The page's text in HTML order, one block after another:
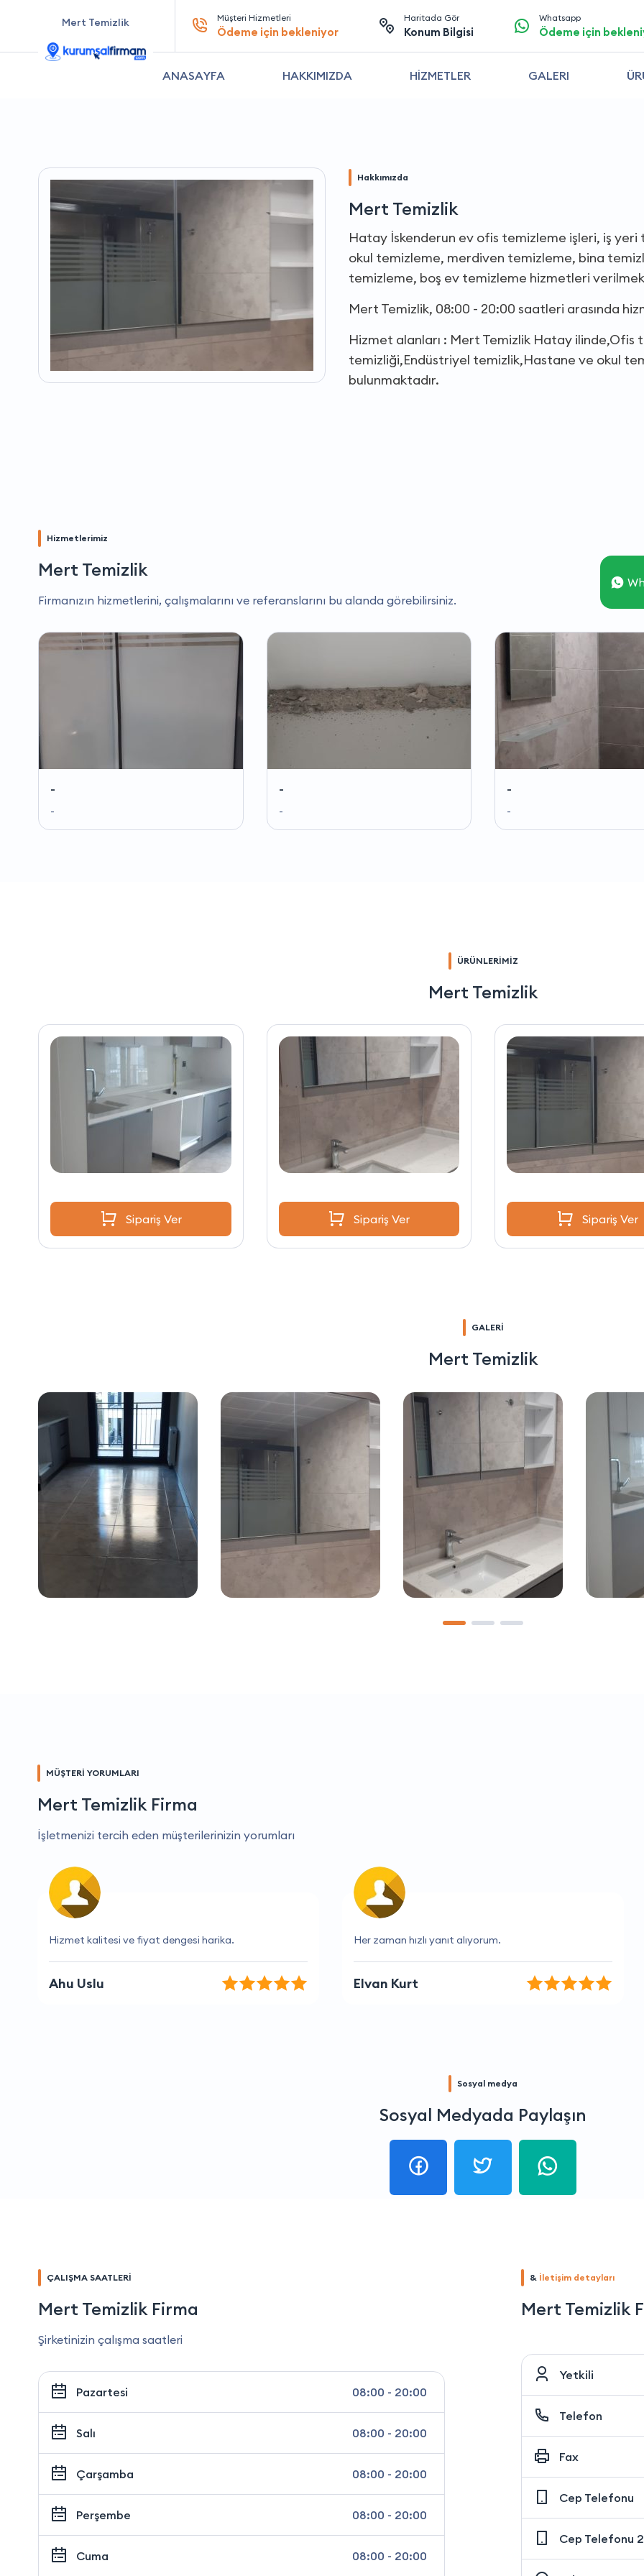
Mert Temizlik Müşteri Hizmetleri
Ödeme için bekleniyor
Haritada Gör
Konum Bilgisi
Whatsapp
Ödeme için
ANASAYFA HAKKIMIZDA HİZMETLER GALERI
Hakkımızda
Mert Temizlik
Hatay İskenderun ev ofis temizleme işleri, iş
okul temizleme, merdiven temizleme, bina
temizleme, boş ev temizleme hizmetleri
Mert Temizlik, 08:00 - 20:00 saatleri arasında
Hizmet alanları : Mert Temizlik Hatay ilinde,Ofis
temizliği,Endüstriyel temizlik,Hastane ve okul
bulunmaktadır.
Hizmetlerimiz
Mert Temizlik
Firmanızın hizmetlerini, çalışmalarını ve referanslarını bu alanda görebilirsiniz.
-
-
-
-
-
-
ÜRÜNLERİMİZ
Mert Temizlik
Sipariş Ver Sipariş Ver Sipariş Ver
GALERİ
Mert Temizlik
MÜŞTERİ YORUMLARI
Mert Temizlik Firma
İşletmenizi tercih eden müşterilerinizin yorumları
Her zaman hızlı yanıt alıyorum.
Elvan Kurt
Kesinlikle buradan alışveriş yapmalısınız
Ege Yılmaz
Sosyal medya
Sosyal Medyada Paylaşın
ÇALIŞMA SAATLERİ
Mert Temizlik Firma
Şirketinizin çalışma saatleri
Pazartesi 08:00 - 20:00
Salı 08:00 - 20:00
Çarşamba 08:00 - 20:00
Perşembe 08:00 - 20:00
Cuma 08:00 - 20:00
& İletişim detayları
Mert Temizlik
Yetkili
Telefon
Fax
Cep Telefonu
Cep Telefonu 2